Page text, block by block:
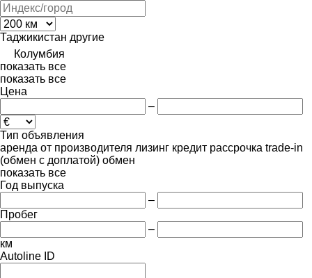
Таджикистан другие
Колумбия
показать все
показать все
Цена
–
Тип объявления
аренда от производителя лизинг кредит рассрочка trade-in
(обмен с доплатой) обмен
показать все
Год выпуска
–
Пробег
–
км
Autoline ID